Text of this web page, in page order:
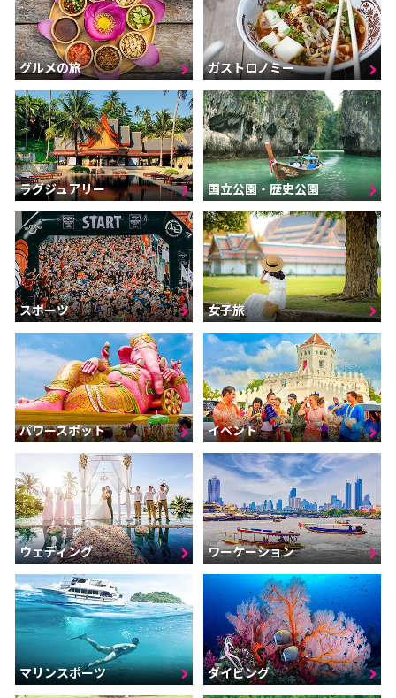
グルメの旅 ガストロノミー
ラグジュアリー 国立公園・歴史公園
スポーツ 女子旅
パワースポット イベント
ウェディング ワーケーション
マリンスポーツ ダイビング